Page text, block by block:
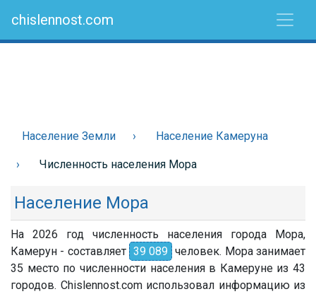
chislennost.com
Население Земли Население Камеруна
Численность населения Мора
Население Мора
На 2026 год численность населения города Мора,
Камерун - составляет 39 089 человек. Мора занимает
35 место по численности населения в Камеруне из 43
городов. Chislennost.com использовал информацию из